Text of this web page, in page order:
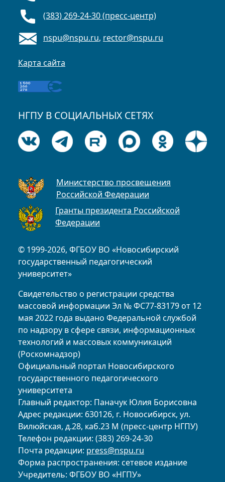
© 1999-2026, ФГБОУ ВО «Новосибирский
государственный педагогический
университет»
Свидетельство о регистрации средства
массовой информации Эл № ФС77-83179 от 12
мая 2022 года выдано Федеральной службой
по надзору в сфере связи, информационных
технологий и массовых коммуникаций
(Роскомнадзор)
Официальный портал Новосибирского
государственного педагогического
университета
Главный редактор: Паначук Юлия Борисовна
Адрес редакции: 630126, г. Новосибирск, ул.
Вилюйская, д.28, каб.23 М (пресс-центр НГПУ)
Телефон редакции: (383) 269-24-30
Почта редакции: press@nspu.ru
Форма распространения: сетевое издание
Учредитель: ФГБОУ ВО «НГПУ»
(383) 269-24-30 (пресс-центр)
nspu@nspu.ru, rector@nspu.ru
Карта сайта
НГПУ В СОЦИАЛЬНЫХ СЕТЯХ
Министерство просвещения
Российской Федерации
Гранты президента Российской
Федерации